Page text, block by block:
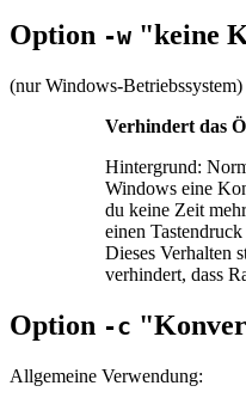
Option -w "keine
(nur Windows-Betriebssystem)
Verhindert das
Hintergrund:
Windows eine
du keine Zeit
einen
Dieses Verhalten
verhindert, dass
Option -c
Allgemeine Verwendung: